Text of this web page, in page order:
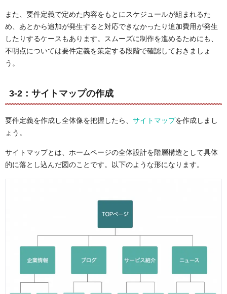
また、要件定義で定めた内容をもとにスケジュールが組まれるた
め、あとから追加が発生すると対応できなかったり追加費用が発生
したりするケースもあります。スムーズに制作を進めるためにも、
不明点については要件定義を策定する段階で確認しておきましょ
う。
3-2：サイトマップの作成
要件定義を作成し全体像を把握したら、 サイトマップを作成しまし
ょう。
サイトマップとは、ホームページの全体設計を階層構造として具体
的に落とし込んだ図のことです。以下のような形になります。